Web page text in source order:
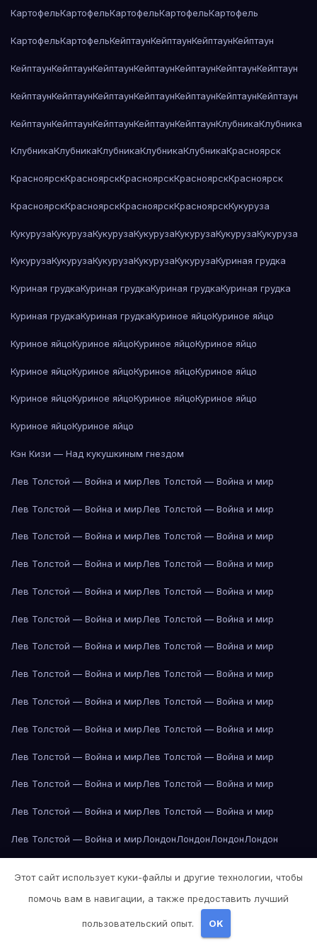
КартофельКартофельКартофельКартофельКартофель
КартофельКартофельКейптаунКейптаунКейптаунКейптаун
КейптаунКейптаунКейптаунКейптаунКейптаунКейптаунКейптаун
КейптаунКейптаунКейптаунКейптаунКейптаунКейптаунКейптаун
КейптаунКейптаунКейптаунКейптаунКейптаунКлубникаКлубника
КлубникаКлубникаКлубникаКлубникаКлубникаКрасноярск
КрасноярскКрасноярскКрасноярскКрасноярскКрасноярск
КрасноярскКрасноярскКрасноярскКрасноярскКукуруза
КукурузаКукурузаКукурузаКукурузаКукурузаКукурузаКукуруза
КукурузаКукурузаКукурузаКукурузаКукурузаКуриная грудка
Куриная грудкаКуриная грудкаКуриная грудкаКуриная грудка
Куриная грудкаКуриная грудкаКуриное яйцоКуриное яйцо
Куриное яйцоКуриное яйцоКуриное яйцоКуриное яйцо
Куриное яйцоКуриное яйцоКуриное яйцоКуриное яйцо
Куриное яйцоКуриное яйцоКуриное яйцоКуриное яйцо
Куриное яйцоКуриное яйцо
Кэн Кизи — Над кукушкиным гнездом
Лев Толстой — Война и мирЛев Толстой — Война и мир
Лев Толстой — Война и мирЛев Толстой — Война и мир
Лев Толстой — Война и мирЛев Толстой — Война и мир
Лев Толстой — Война и мирЛев Толстой — Война и мир
Лев Толстой — Война и мирЛев Толстой — Война и мир
Лев Толстой — Война и мирЛев Толстой — Война и мир
Лев Толстой — Война и мирЛев Толстой — Война и мир
Лев Толстой — Война и мирЛев Толстой — Война и мир
Лев Толстой — Война и мирЛев Толстой — Война и мир
Лев Толстой — Война и мирЛев Толстой — Война и мир
Лев Толстой — Война и мирЛев Толстой — Война и мир
Лев Толстой — Война и мирЛев Толстой — Война и мир
Лев Толстой — Война и мирЛев Толстой — Война и мир
Лев Толстой — Война и мирЛондонЛондонЛондонЛондон
Лос-Анджелес
Лос-АнджелесЛос-АнджелесЛос-Анджелес
Этот сайт использует куки-файлы и другие технологии, чтобы
помочь вам в навигации, а также предоставить лучший
пользовательский опыт. OK